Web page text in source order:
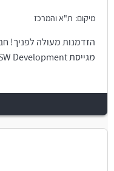
מיקום: ת"א והמרכז
מגייסת SW Development ...